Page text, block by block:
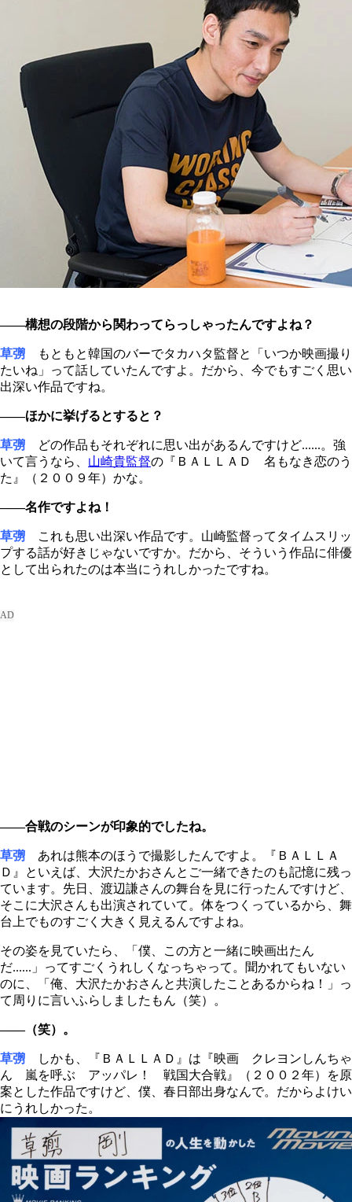
――構想の段階から関わってらっしゃったんですよね？
草彅 もともと韓国のバーでタカハタ監督と「いつか映画撮り
たいね」って話していたんですよ。だから、今でもすごく思い
出深い作品ですね。
――ほかに挙げるとすると？
草彅 どの作品もそれぞれに思い出があるんですけど......。強
いて言うなら、 山崎貴監督の『ＢＡＬＬＡＤ 名もなき恋のう
た』（２００９年）かな。
――名作ですよね！
草彅 これも思い出深い作品です。山崎監督ってタイムスリッ
プする話が好きじゃないですか。だから、そういう作品に俳優
として出られたのは本当にうれしかったですね。
――合戦のシーンが印象的でしたね。
草彅
あれは熊本のほうで撮影したんですよ。『ＢＡＬＬＡ
Ｄ』といえば、大沢たかおさんとご一緒できたのも記憶に残っ
ています。先日、渡辺謙さんの舞台を見に行ったんですけど、
そこに大沢さんも出演されていて。体をつくっているから、舞
台上でものすごく大きく見えるんですよね。
その姿を見ていたら、「僕、この方と一緒に映画出たん
だ......」ってすごくうれしくなっちゃって。聞かれてもいない
のに、「俺、大沢たかおさんと共演したことあるからね！」っ
て周りに言いふらしましたもん（笑）。
――（笑）。
草彅 しかも、『ＢＡＬＬＡＤ』は『映画 クレヨンしんちゃ
ん 嵐を呼ぶ アッパレ！ 戦国大合戦』（２００２年）を原
案とした作品ですけど、僕、春日部出身なんで。だからよけい
にうれしかった。